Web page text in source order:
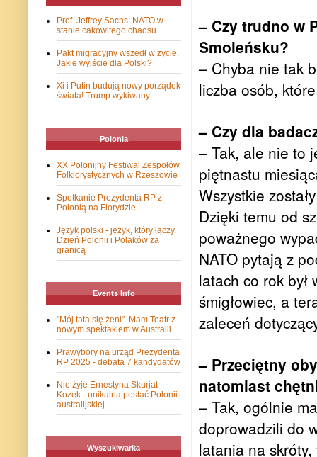
– Czy trudno w
Smoleńsku?
– Chyba nie tak
liczba osób,
– Czy dla
– Tak, ale nie to
piętnastu
Wszystkie
Dzięki temu od
poważnego
NATO pytają z
latach co rok
śmigłowiec, a
zaleceń
– Przeciętny
natomiast
– Tak, ogólnie
doprowadzili do
latania na
Prof. Jeffrey Sachs: NATO w
stanie cakowitego chaosu
Pakt migracyjny wszedł w życie.
Jakie wyjście dla Polski?
Xi i Putin budują nowy porządek
świata! Trump wykiwany
Polonia
XX Polonijny Festiwal Zespołów
Folklorystycznych w Rzeszowie
Spotkanie Prezydenta RP z
Polonią na Florydzie
Język polski - język, który łączy.
Dzień Polonii i Polaków za
granicą
Events Info
"Mój tata się żeni". Mam Teatr z
nowym spektaklem w Australii
Prawybory na urząd Prezydenta
RP 2025 - debata 7 kandydatów
Nie żyje Ernestyna Skurjat-
Kozek - unikalna postać Polonii
australijskiej
Wyszukiwarka